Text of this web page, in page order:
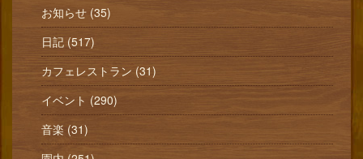
お知らせ (35)
日記 (517)
カフェレストラン (31)
イベント (290)
音楽 (31)